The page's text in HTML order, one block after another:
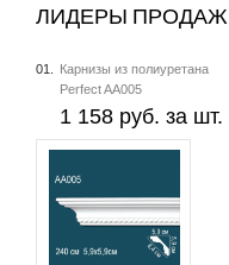
ЛИДЕРЫ ПРОДАЖ
01.
Карнизы из полиуретана
Perfect AA005
1 158 руб. за шт.